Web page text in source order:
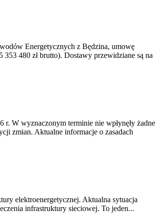
Energetycznych z Będzina, umowę
480 zł brutto). Dostawy przewidziane są na
W wyznaczonym terminie nie wpłynęły żadne
zmian. Aktualne informacje o zasadach
elektroenergetycznej. Aktualna sytuacja
infrastruktury sieciowej. To jeden...